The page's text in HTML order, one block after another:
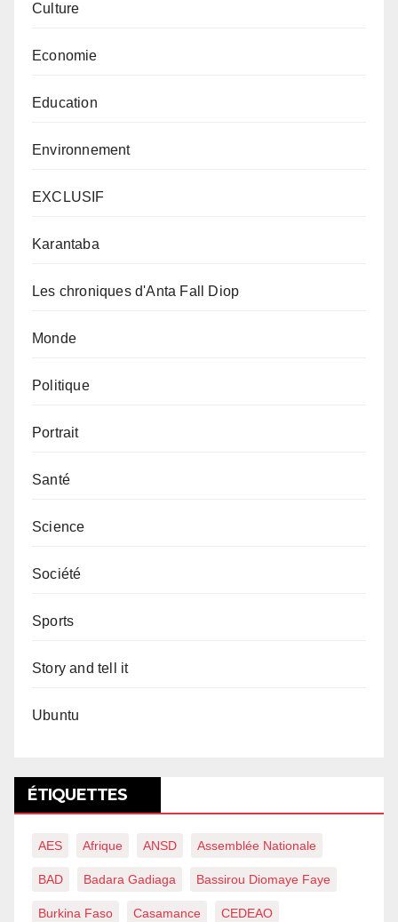
Culture
Economie
Education
Environnement
EXCLUSIF
Karantaba
Les chroniques d'Anta Fall Diop
Monde
Politique
Portrait
Santé
Science
Société
Sports
Story and tell it
Ubuntu
ÉTIQUETTES
AES Afrique ANSD Assemblée Nationale
BAD Badara Gadiaga Bassirou Diomaye Faye
Burkina Faso Casamance CEDEAO